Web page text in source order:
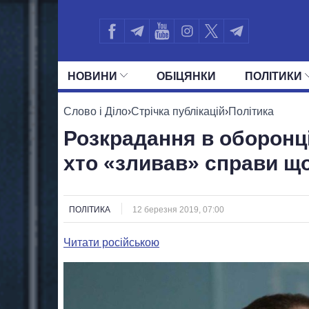
НОВИНИ ОБIЦЯНКИ ПОЛIТИКИ
УСІ ПОЛІТИКИ ПРЕЗИДЕНТ І
Слово і Діло›Стрічка публікацій›Політика
Розкрадання в
хто «зливав» справи
ПОЛІТИКА 12 березня 2019, 07:00
Читати російською